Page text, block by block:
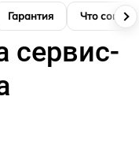
Гарантия Что
сервис-